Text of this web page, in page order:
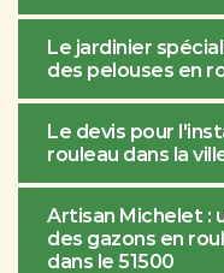
Le jardinier
des pelouses en
Le devis pour
rouleau dans la
Artisan Michelet :
des gazons en
dans le 51500